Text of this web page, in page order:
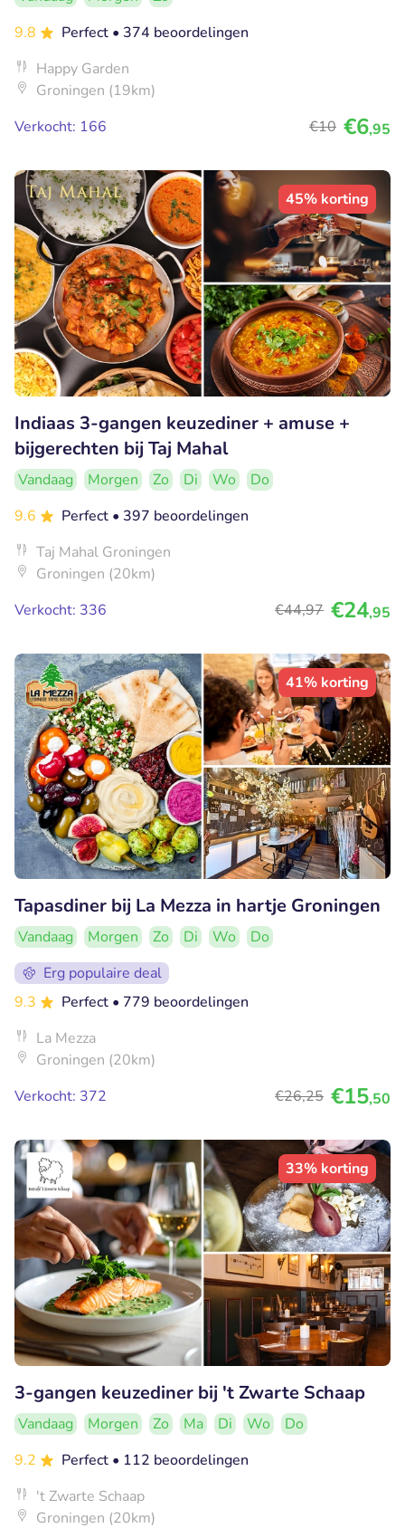
9.8
Perfect • 374 beoordelingen
Happy Garden
Groningen (19km)
Verkocht: 166
€10 €6,95
45% korting
Indiaas 3-gangen keuzediner + amuse +
bijgerechten bij Taj Mahal
Vandaag Morgen Zo Di Wo
Do
9.6
Perfect • 397 beoordelingen
Taj Mahal Groningen
Groningen (20km)
Verkocht: 336
€44,97 €24,95
41% korting
Tapasdiner bij La Mezza in hartje Groningen
Vandaag Morgen Zo Di Wo
Do
Erg populaire deal
9.3
Perfect • 779 beoordelingen
La Mezza
Groningen (20km)
Verkocht: 372
€26,25 €15,50
33% korting
3-gangen keuzediner bij 't Zwarte Schaap
Vandaag Morgen Zo Ma Di Wo
Do
9.2
Perfect • 112 beoordelingen
't Zwarte Schaap
Groningen (20km)